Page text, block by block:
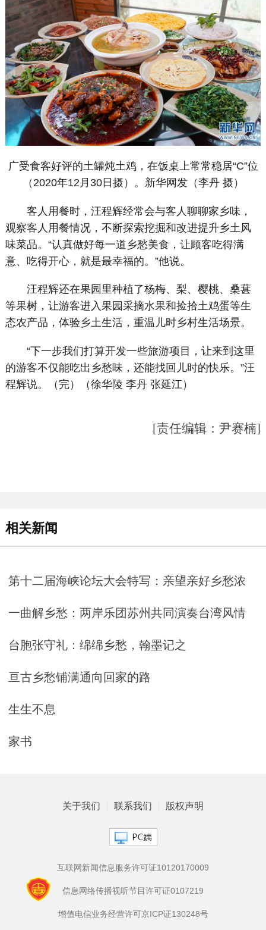
广受食客好评的土罐炖土鸡，在饭桌上常常稳居“C”位
（2020年12月30日摄）。新华网发（李丹 摄）
客人用餐时，汪程辉经常会与客人聊聊家乡味，
观察客人用餐情况，不断探索挖掘和改进提升乡土风
味菜品。“认真做好每一道乡愁美食，让顾客吃得满
意、吃得开心，就是最幸福的。”他说。
汪程辉还在果园里种植了杨梅、梨、樱桃、桑葚
等果树，让游客进入果园采摘水果和捡拾土鸡蛋等生
态农产品，体验乡土生活，重温儿时乡村生活场景。
“下一步我们打算开发一些旅游项目，让来到这里
的游客不仅能吃出乡愁味，还能找回儿时的快乐。”汪
程辉说。（完）（徐华陵 李丹 张延江）
[责任编辑：尹赛楠]
相关新闻
第十二届海峡论坛大会特写：亲望亲好乡愁浓
一曲解乡愁：两岸乐团苏州共同演奏台湾风情
台胞张守礼：绵绵乡愁，翰墨记之
亘古乡愁铺满通向回家的路
生生不息
家书
关于我们 联系我们 版权声明
互联网新闻信息服务许可证10120170009
信息网络传播视听节目许可证0107219
增值电信业务经营许可京ICP证130248号